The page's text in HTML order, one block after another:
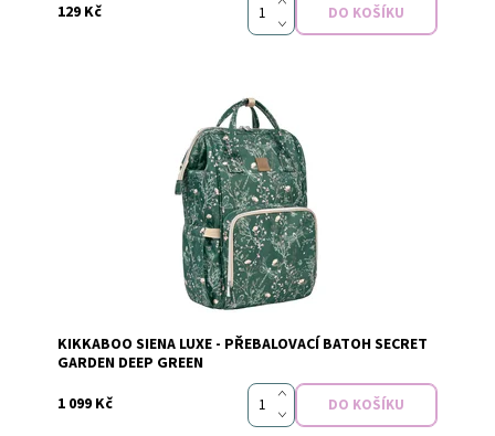
129 Kč
Skladem
Značka: KikkaBoo
KIKKABOO SIENA LUXE - PŘEBALOVACÍ BATOH SECRET
GARDEN DEEP GREEN
1 099 Kč